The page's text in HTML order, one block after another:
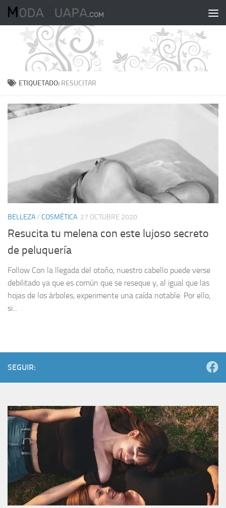
Saltar al contenido
ETIQUETADO: RESUCITAR
BELLEZA/ COSMÉTICA 27 OCTUBRE 2020
Resucita tu melena con este lujoso secreto
de peluquería
Follow Con la llegada del otoño, nuestro cabello puede verse
debilitado ya que es común que se reseque y, al igual que las
hojas de los árboles, experimente una caída notable. Por ello,
si...
SEGUIR: